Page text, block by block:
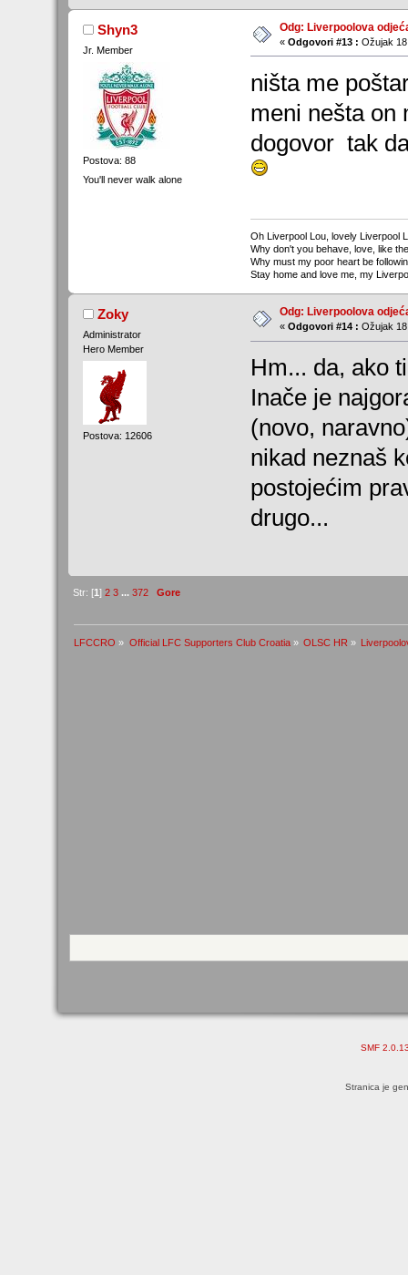
Shyn3
Jr. Member
Postova: 88
You'll never walk alone
Odg: Liverpoolova
« Odgovori #13 : Ožujak
ništa me
meni nešta on
dogovor tak
Oh Liverpool Lou, lovely Liverpool
Why don't you behave, love, like
Why must my poor heart be
Stay home and love me, my
Zoky
Administrator
Hero Member
Postova: 12606
Odg: Liverpoolova
« Odgovori #14 : Ožujak
Hm... da, ako
Inače je
(novo,
nikad neznaš
postojećim
drugo...
Str: [1]2 3 ...372 Gore
LFCCRO » Official LFC Supporters Club Croatia» OLSC HR »
SMF
Stranica je